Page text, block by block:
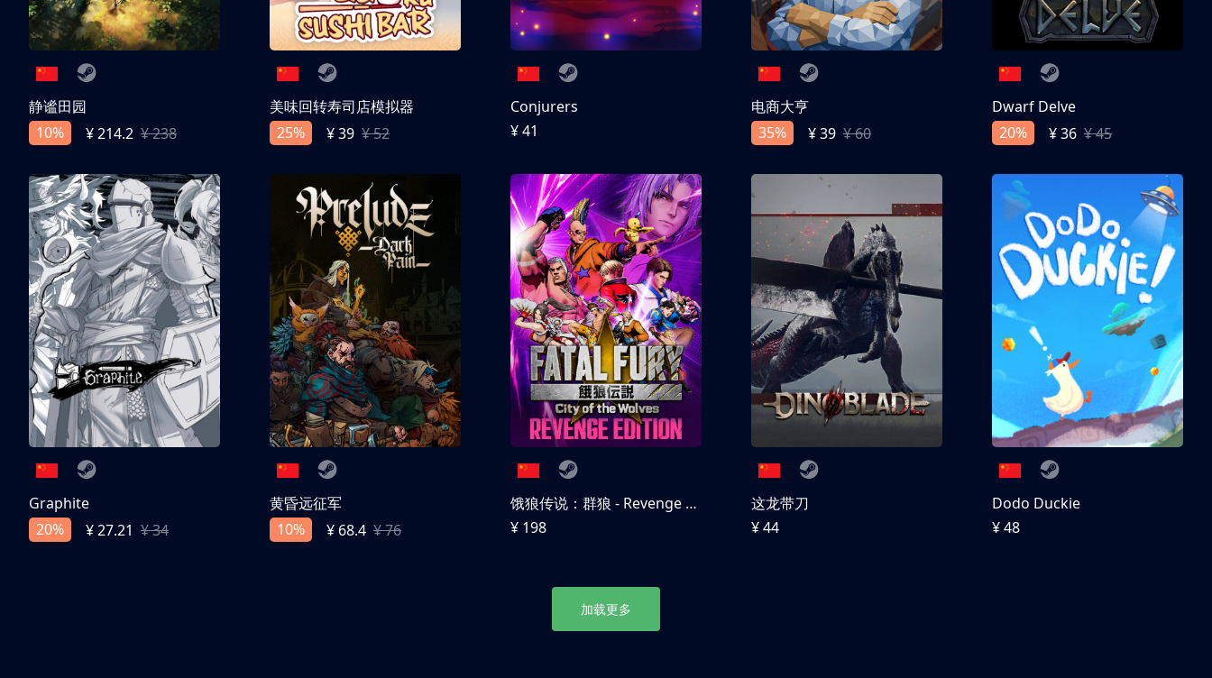
静谧田园
10%
¥ 214.2 ¥ 238
美味回转寿司店模拟器
25%
¥ 39 ¥ 52
Conjurers
¥ 41
电商大亨
35%
¥ 39 ¥ 60
Dwarf Delve
20%
¥ 36 ¥ 45
Graphite
20%
¥ 27.21 ¥ 34
黄昏远征军
10%
¥ 68.4 ¥ 76
饿狼传说：群狼 - Revenge Edition
¥ 198
这龙带刀
¥ 44
Dodo Duckie
¥ 48
加载更多